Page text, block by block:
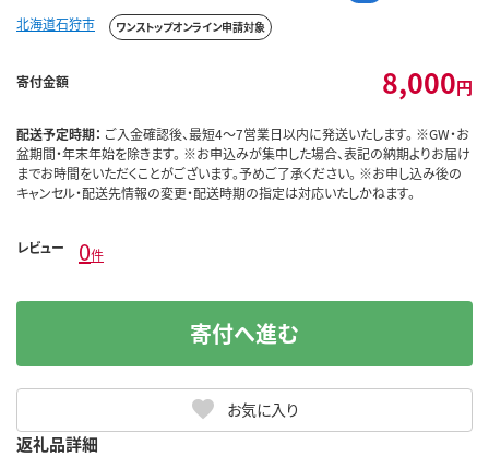
北海道石狩市 ワンストップオンライン申請対象
寄付金額 8,000円
配送予定時期： ご入金確認後、最短4～7営業日以内に発送いたします。 ※GW・お
盆期間・年末年始を除きます。 ※お申込みが集中した場合、表記の納期よりお届け
までお時間をいただくことがございます。予めご了承ください。 ※お申し込み後の
キャンセル・配送先情報の変更・配送時期の指定は対応いたしかねます。
レビュー 0件
お気に入り
寄付へ進む
返礼品詳細